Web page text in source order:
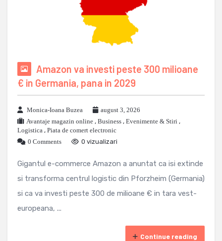
Amazon va investi peste 300 milioane
€ in Germania, pana in 2029
Monica-Ioana Buzea
august 3, 2026
Avantaje magazin online , Business , Evenimente & Stiri ,
Logistica , Piata de comert electronic
0 Comments
0 vizualizari
Gigantul e-commerce Amazon a anuntat ca isi extinde
si transforma centrul logistic din Pforzheim (Germania)
si ca va investi peste 300 de milioane € in tara vest-
europeana, ...
Continue reading